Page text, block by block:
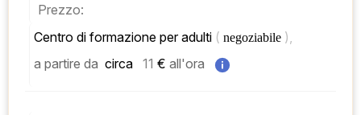
Prezzo:
Centro di formazione per adulti ( negoziabile ),
a partire da circa 11 € all'ora